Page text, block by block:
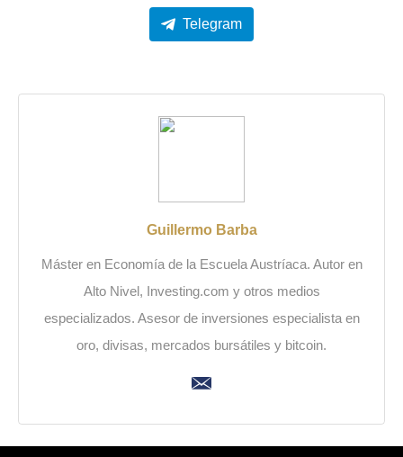
Telegram
Guillermo Barba
Máster en Economía de la Escuela Austríaca. Autor en
Alto Nivel, Investing.com y otros medios
especializados. Asesor de inversiones especialista en
oro, divisas, mercados bursátiles y bitcoin.